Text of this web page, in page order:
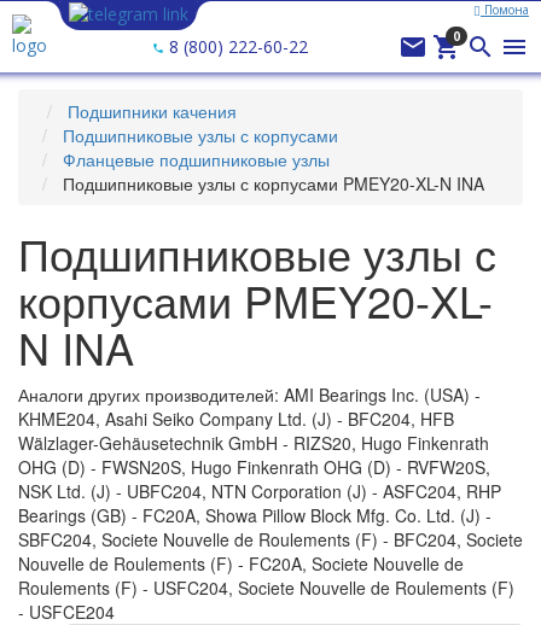
Помона
Ваш город —
8 (800) 222-60-22  
0  
Подшипники качения
Подшипниковые узлы с корпусами
Фланцевые подшипниковые узлы
Подшипниковые узлы с корпусами PMEY20-XL-N INA
Подшипниковые узлы с
корпусами PMEY20-XL-
N INA
Аналоги других производителей: AMI Bearings Inc. (USA) -
KHME204, Asahi Seiko Company Ltd. (J) - BFC204, HFB
Wälzlager-Gehäusetechnik GmbH - RIZS20, Hugo Finkenrath
OHG (D) - FWSN20S, Hugo Finkenrath OHG (D) - RVFW20S,
NSK Ltd. (J) - UBFC204, NTN Corporation (J) - ASFC204, RHP
Bearings (GB) - FC20A, Showa Pillow Block Mfg. Co. Ltd. (J) -
SBFC204, Societe Nouvelle de Roulements (F) - BFC204, Societe
Nouvelle de Roulements (F) - FC20A, Societe Nouvelle de
Roulements (F) - USFC204, Societe Nouvelle de Roulements (F)
- USFCE204